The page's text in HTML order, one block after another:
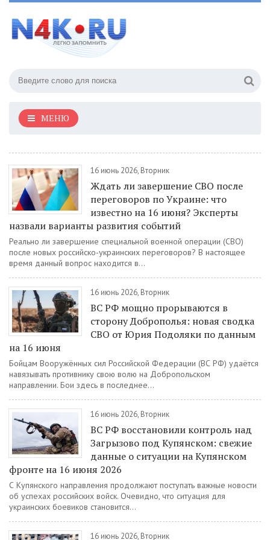
МЕНЮ
16 июнь 2026, Вторник
Ждать ли завершение СВО после
переговоров по Украине: что
известно на 16 июня? Эксперты
назвали варианты развития событий
Реально ли завершение специальной военной операции (СВО)
после новых российско-украинских переговоров? В настоящее
время данный вопрос находится в...
16 июнь 2026, Вторник
ВС РФ мощно прорываются в
сторону Доброполья: новая сводка
СВО от Юрия Подоляки по данным
на 16 июня
Бойцам Вооружённых сил Российской Федерации (ВС РФ) удаётся
навязывать противнику свою волю на Добропольском
направлении. Бои здесь в последнее...
16 июнь 2026, Вторник
ВС РФ восстановили контроль над
Загрызово под Купянском: свежие
данные о ситуации на Купянском
фронте на 16 июня 2026
С Купянского направления продолжают поступать важные новости
об успехах российских войск. Очевидно, что ситуация для
украинских боевиков становится...
16 июнь 2026, Вторник